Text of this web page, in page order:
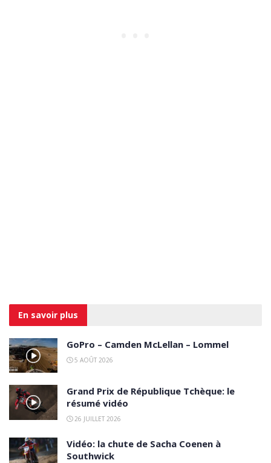
En savoir plus
GoPro – Camden McLellan – Lommel
5 AOÛT 2026
Grand Prix de République Tchèque: le
résumé vidéo
26 JUILLET 2026
Vidéo: la chute de Sacha Coenen à
Southwick